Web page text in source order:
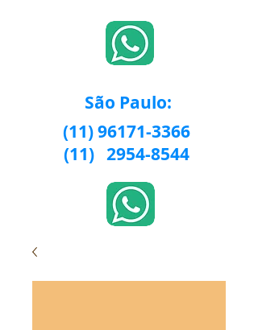
São Paulo:
(11) 96171-3366
(11) 2954-8544